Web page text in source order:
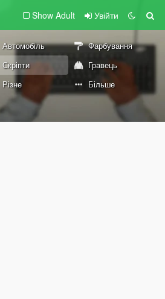
Show Adult Увійти
Автомобіль
Фарбування
Скріпти
Гравець
Різне Більше